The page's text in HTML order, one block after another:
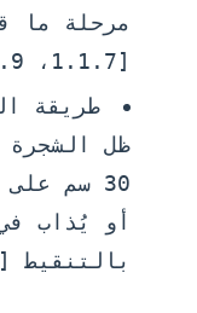
مرحلة ما
[1.1.7، 1.2.9].
طريقة
ظل الشجرة
30 سم
أو يُذاب
بالتنقيط [1.1.6، 1.2.9].